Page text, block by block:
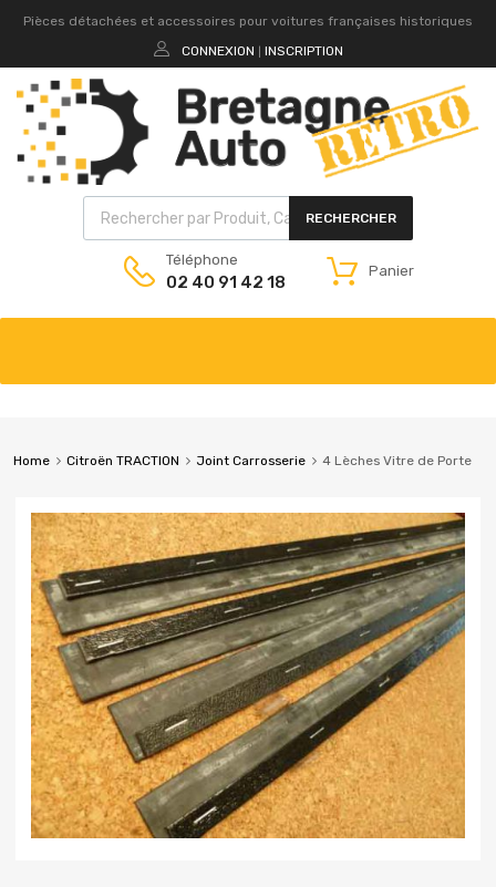
Pièces détachées et accessoires pour voitures françaises historiques
CONNEXION
INSCRIPTION
RECHERCHER
Téléphone
02 40 91 42 18
Panier
Home Citroën TRACTION Joint Carrosserie 4 Lèches Vitre de Porte